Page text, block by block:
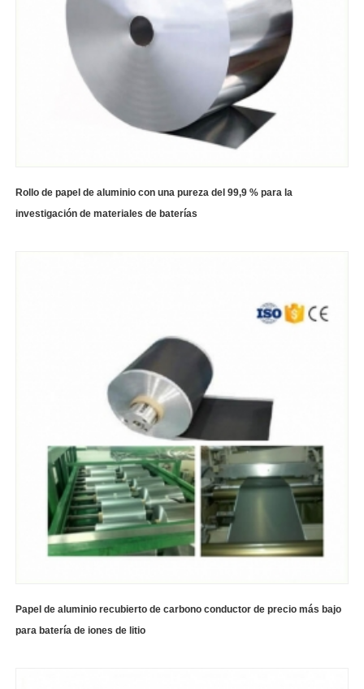
Rollo de papel de aluminio con una pureza del 99,9 % para la
investigación de materiales de baterías
Papel de aluminio recubierto de carbono conductor de precio más bajo
para batería de iones de litio